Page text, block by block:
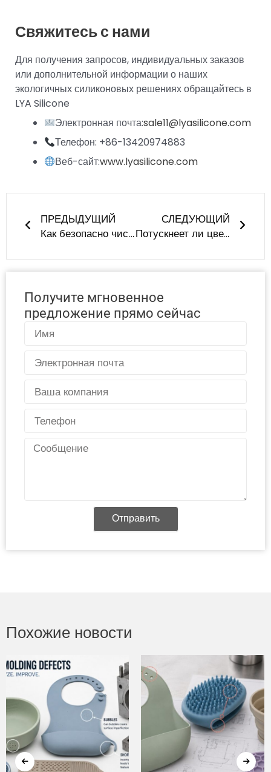
Свяжитесь с нами
Для получения запросов, индивидуальных заказов
или дополнительной информации о наших
экологичных силиконовых решениях обращайтесь в
LYA Silicone
Электронная почта:sale11@lyasilicone.com
Телефон: +86-13420974883
Веб-сайт:www.lyasilicone.com
ПРЕДЫДУЩИЙ
Как безопасно чистить силиконовые изделия для домашних животных? Руководство по уходу в посудомоечной машине от LYA Silicone
СЛЕДУЮЩИЙ
Потускнеет ли цвет силиконовых детских изделий?
Получите мгновенное
предложение прямо сейчас
Имя
Электронная
почта
Страна
Телефон
Сообщение
Отправить
Похожие новости